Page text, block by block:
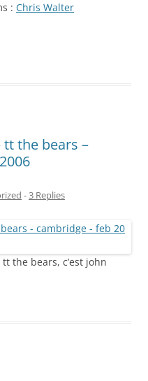
: Chris Walter
tt the bears –
-3 Replies
the bears, c’est john